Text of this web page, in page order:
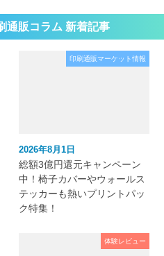
通販コラム 新着記事
印刷通販マーケット情報
2026年8月1日
総額3億円還元キャンペーン
中！椅子カバーやウォールス
テッカーも熱いプリントパッ
ク特集！
体験レビュー